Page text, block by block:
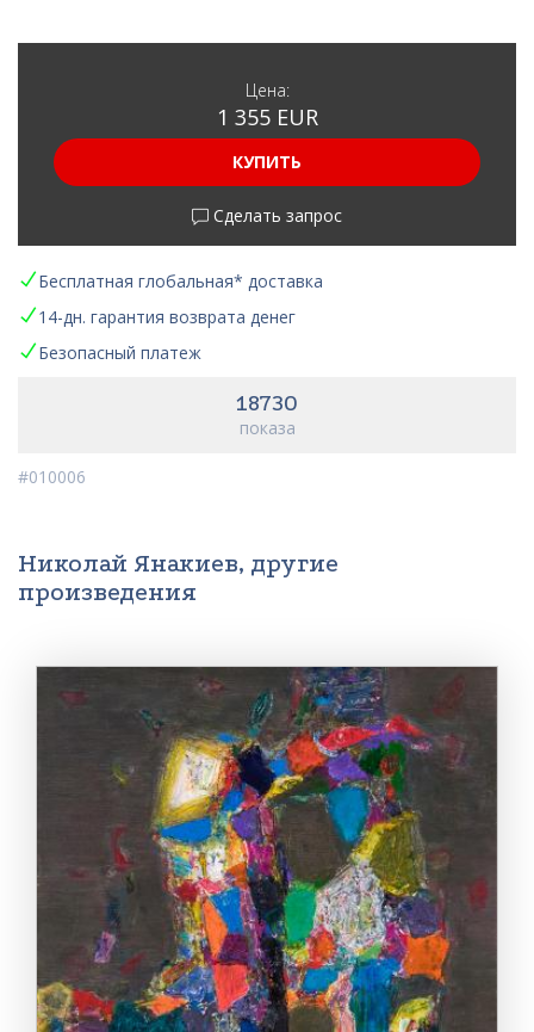
Цена:
1 355 EUR
КУПИТЬ
Сделать запрос
Бесплатная глобальная* доставка
14-дн. гарантия возврата денег
Безопасный платеж
18730
показа
#010006
Николай Янакиев, другие
произведения